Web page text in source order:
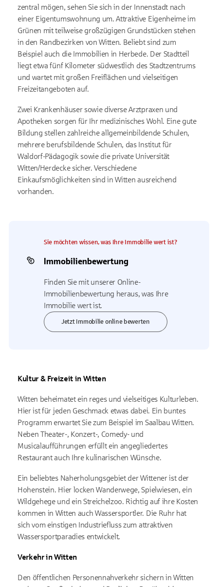
zentral mögen, sehen Sie sich in der Innenstadt nach
einer Eigentumswohnung um. Attraktive Eigenheime im
Grünen mit teilweise großzügigen Grundstücken stehen
in den Randbezirken von Witten. Beliebt sind zum
Beispiel auch die Immobilien in Herbede. Der Stadtteil
liegt etwa fünf Kilometer südwestlich des Stadtzentrums
und wartet mit großen Freiflächen und vielseitigen
Freizeitangeboten auf.
Zwei Krankenhäuser sowie diverse Arztpraxen und
Apotheken sorgen für Ihr medizinisches Wohl. Eine gute
Bildung stellen zahlreiche allgemeinbildende Schulen,
mehrere berufsbildende Schulen, das Institut für
Waldorf-Pädagogik sowie die private Universität
Witten/Herdecke sicher. Verschiedene
Einkaufsmöglichkeiten sind in Witten ausreichend
vorhanden.
Sie möchten wissen, was Ihre Immobilie wert ist?
Immobilienbewertung
Finden Sie mit unserer Online-
Immobilienbewertung heraus, was Ihre
Immobilie wert ist.
Jetzt Immobilie online bewerten
Kultur & Freizeit in Witten
Witten beheimatet ein reges und vielseitiges Kulturleben.
Hier ist für jeden Geschmack etwas dabei. Ein buntes
Programm erwartet Sie zum Beispiel im Saalbau Witten.
Neben Theater-, Konzert-, Comedy- und
Musicalaufführungen erfüllt ein angegliedertes
Restaurant auch Ihre kulinarischen Wünsche.
Ein beliebtes Naherholungsgebiet der Wittener ist der
Hohenstein. Hier locken Wanderwege, Spielwiesen, ein
Wildgehege und ein Streichelzoo. Richtig auf ihre Kosten
kommen in Witten auch Wassersportler. Die Ruhr hat
sich vom einstigen Industriefluss zum attraktiven
Wassersportparadies entwickelt.
Verkehr in Witten
Den öffentlichen Personennahverkehr sichern in Witten